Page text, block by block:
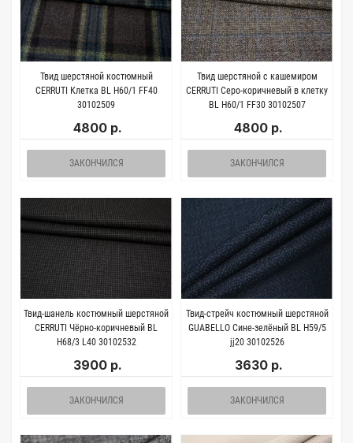
Твид шерстяной костюмный
CERRUTI Клетка BL H60/1 FF40
30102509
4800 р.
ЗАКОНЧИЛСЯ
Твид шерстяной с кашемиром
CERRUTI Серо-коричневый в клетку
BL H60/1 FF30 30102507
4800 р.
ЗАКОНЧИЛСЯ
Твид-шанель костюмный шерстяной
CERRUTI Чёрно-коричневый BL
H68/3 L40 30102532
3900 р.
ЗАКОНЧИЛСЯ
Твид-стрейч костюмный шерстяной
GUABELLO Сине-зелёный BL H59/5
jj20 30102526
3630 р.
ЗАКОНЧИЛСЯ